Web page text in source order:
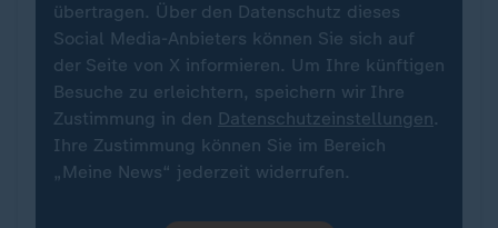
übertragen. Über den Datenschutz dieses
Social Media-Anbieters können Sie sich auf
der Seite von X informieren. Um Ihre künftigen
Besuche zu erleichtern, speichern wir Ihre
Zustimmung in den Datenschutzeinstellungen.
Ihre Zustimmung können Sie im Bereich
„Meine News“ jederzeit widerrufen.